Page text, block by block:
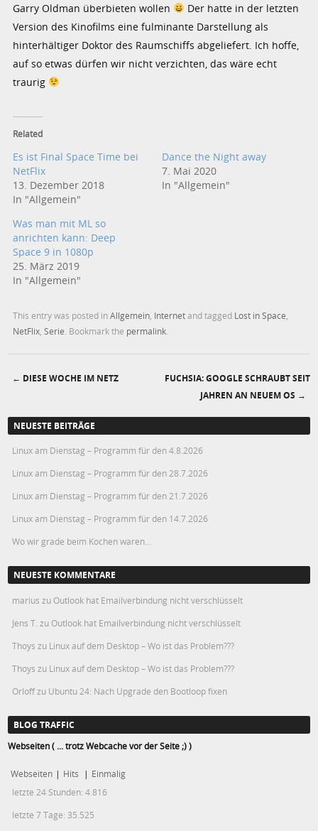
Garry Oldman überbieten wollen
Der hatte in der letzten
Version des Kinofilms eine fulminante Darstellung als
hinterhältiger Doktor des Raumschiffs abgeliefert. Ich hoffe,
auf so etwas dürfen wir nicht verzichten, das wäre echt
traurig
Related
Es ist Final Space Time bei
NetFlix
13. Dezember 2018
In "Allgemein"
Dance the Night away
7. Mai 2020
In "Allgemein"
Was man mit ML so
anrichten kann: Deep
Space 9 in 1080p
25. März 2019
In "Allgemein"
This entry was posted inAllgemein Internetand tagged Lost in Space
NetFlix ,Serie . Bookmark the permalink
← DIESE WOCHE IM NETZ
FUCHSIA: GOOGLE SCHRAUBT SEIT
JAHREN AN NEUEM OS →
NEUESTE BEITRÄGE
Linux am Dienstag – Programm für den 4.8.2026
Linux am Dienstag – Programm für den 28.7.2026
Linux am Dienstag – Programm für den 21.7.2026
Linux am Dienstag – Programm für den 14.7.2026
Wo wir grade beim Kochen waren…
NEUESTE KOMMENTARE
marius zu Outlook hat Emailverbindung nicht verschlüsselt
Jens T. zu Outlook hat Emailverbindung nicht verschlüsselt
Thoys zu Linux auf dem Desktop – Wo ist das Problem???
Thoys zu Linux auf dem Desktop – Wo ist das Problem???
Orloffzu Ubuntu 24: Nach Upgrade den Bootloop fixen
BLOG TRAFFIC
Webseiten ( ... trotz Webcache vor der Seite ;) )
Webseiten | Hits | Einmalig
letzte 24 Stunden:4.816
letzte 7 Tage: 35.525